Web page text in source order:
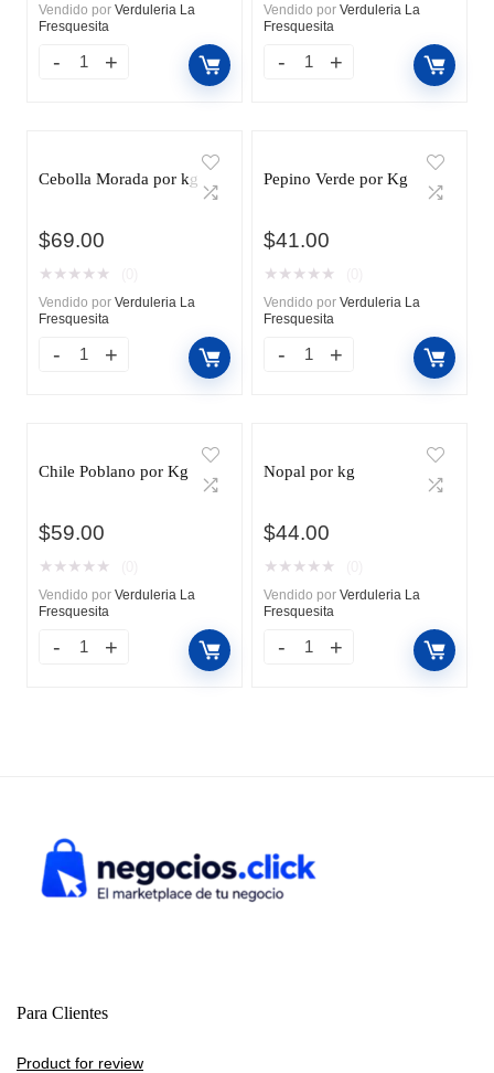
Vendido por Verduleria La
Fresquesita
Vendido por Verduleria La
Fresquesita
Cebolla Morada por kg
$69.00
★ ★ ★ ★ ★
Vendido por Verduleria La
Fresquesita
Pepino Verde por Kg
$41.00
★ ★ ★ ★ ★
Vendido por Verduleria La
Fresquesita
Chile Poblano por Kg
$59.00
★ ★ ★ ★ ★
Vendido por Verduleria La
Fresquesita
Nopal por kg
$44.00
★ ★ ★ ★ ★
Vendido por Verduleria La
Fresquesita
Para Clientes
Product for review